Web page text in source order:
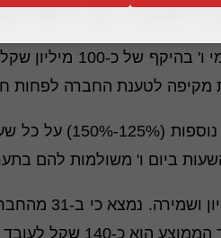
כך עולה מבדיקה שערכה
מקיפה לטענת החברה לפחות
החוק קובע שעובד